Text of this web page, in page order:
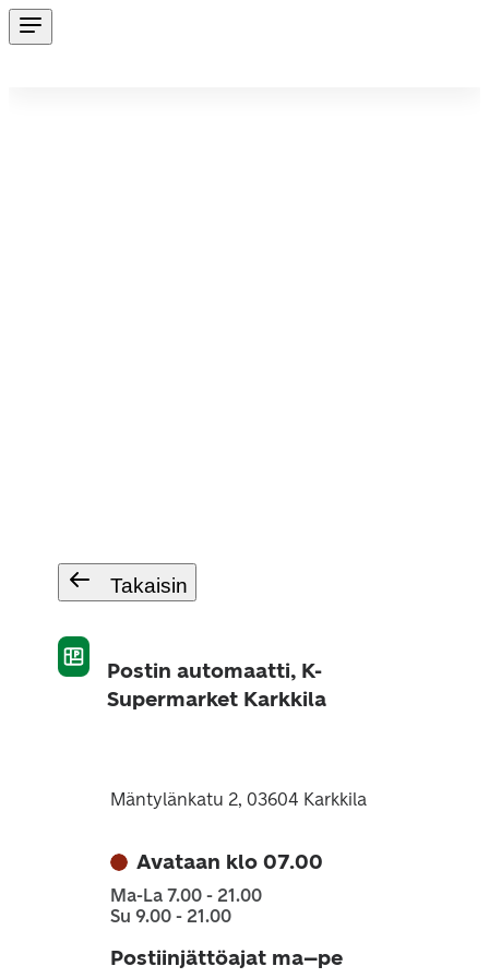
Takaisin
Postin automaatti, K-
Supermarket Karkkila
Mäntylänkatu 2, 03604 Karkkila
Avataan klo 07.00
Ma-La 7.00 - 21.00
Su 9.00 - 21.00
Postiinjättöajat ma–pe